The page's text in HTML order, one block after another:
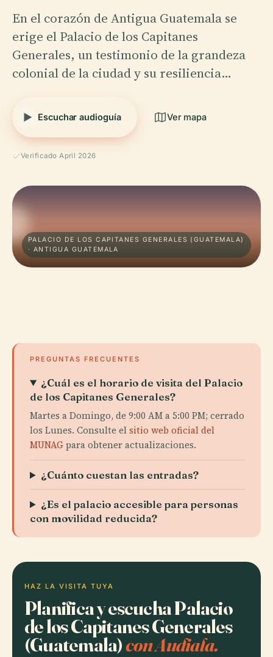
En el corazón de Antigua Guatemala se
erige el Palacio de los Capitanes
Generales, un testimonio de la grandeza
colonial de la ciudad y su resiliencia…
Escuchar audioguía Ver mapa
Verificado April 2026
PALACIO DE LOS CAPITANES GENERALES (GUATEMALA)
· ANTIGUA GUATEMALA
PREGUNTAS FRECUENTES
¿Cuál es el horario de visita del Palacio
de los Capitanes Generales?
Martes a Domingo, de 9:00 AM a 5:00 PM; cerrado
los Lunes. Consulte elsitio web oficial del
MUNAGpara obtener actualizaciones.
¿Cuánto cuestan las entradas?
¿Es el palacio accesible para personas
con movilidad reducida?
HAZ LA VISITA TUYA
Planifica y escucha Palacio
de los Capitanes Generales
(Guatemala)con Audiala.